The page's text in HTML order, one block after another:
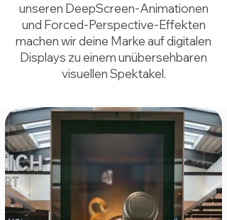
unseren DeepScreen-Animationen
und Forced-Perspective-Effekten
machen wir deine Marke auf digitalen
Displays zu einem unübersehbaren
visuellen Spektakel.